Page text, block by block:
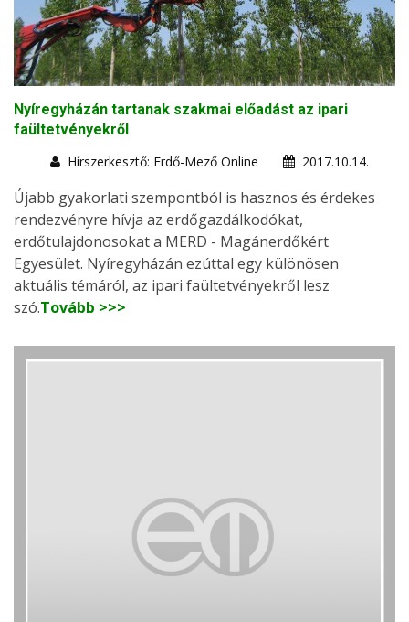
Nyíregyházán tartanak szakmai előadást az ipari
faültetvényekről
Hírszerkesztő: Erdő-Mező Online
2017.10.14.
Újabb gyakorlati szempontból is hasznos és érdekes
rendezvényre hívja az erdőgazdálkodókat,
erdőtulajdonosokat a MERD - Magánerdőkért
Egyesület. Nyíregyházán ezúttal egy különösen
aktuális témáról, az ipari faültetvényekről lesz
szó.Tovább >>>